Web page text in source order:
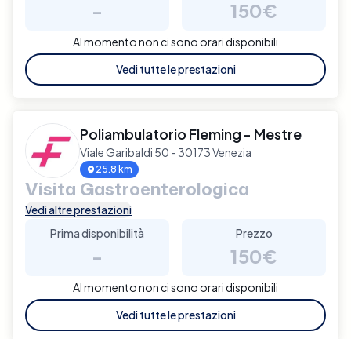
- 150€
Al momento non ci sono orari disponibili
Vedi tutte le prestazioni
Poliambulatorio Fleming - Mestre
Viale Garibaldi 50 - 30173 Venezia
25.8 km
Visita Gastroenterologica
Vedi altre prestazioni
Prima disponibilità
-
Prezzo
150€
Al momento non ci sono orari disponibili
Vedi tutte le prestazioni